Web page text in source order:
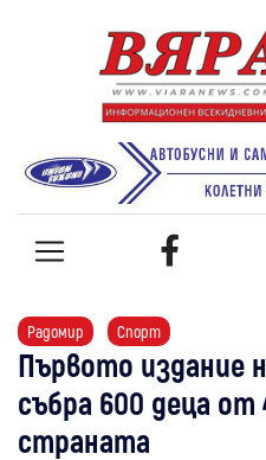
Радомир Спорт
Първото издание
събра 600 деца от
страната